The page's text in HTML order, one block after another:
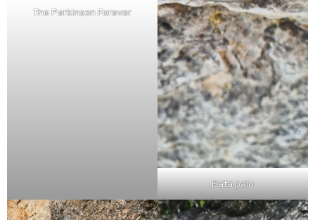
The Parkinson Forever
Pata palo